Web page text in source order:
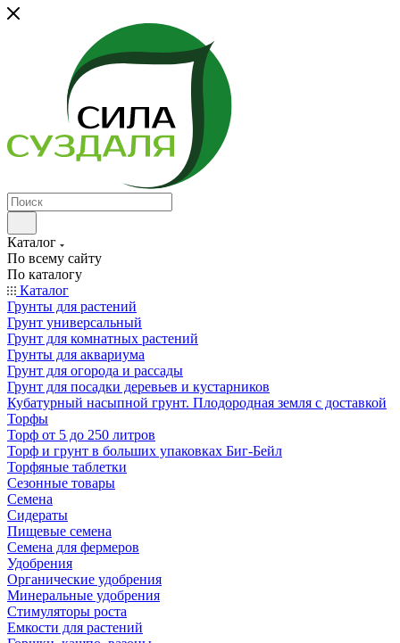
Каталог
По всему сайту
По каталогу
Каталог
Грунты для растений
Грунт универсальный
Грунт для комнатных растений
Грунты для аквариума
Грунт для огорода и рассады
Грунт для посадки деревьев и кустарников
Кубатурный насыпной грунт. Плодородная земля с доставкой
Торфы
Торф от 5 до 250 литров
Торф и грунт в больших упаковках Биг-Бейл
Торфяные таблетки
Сезонные товары
Семена
Сидераты
Пищевые семена
Семена для фермеров
Удобрения
Органические удобрения
Минеральные удобрения
Стимуляторы роста
Емкости для растений